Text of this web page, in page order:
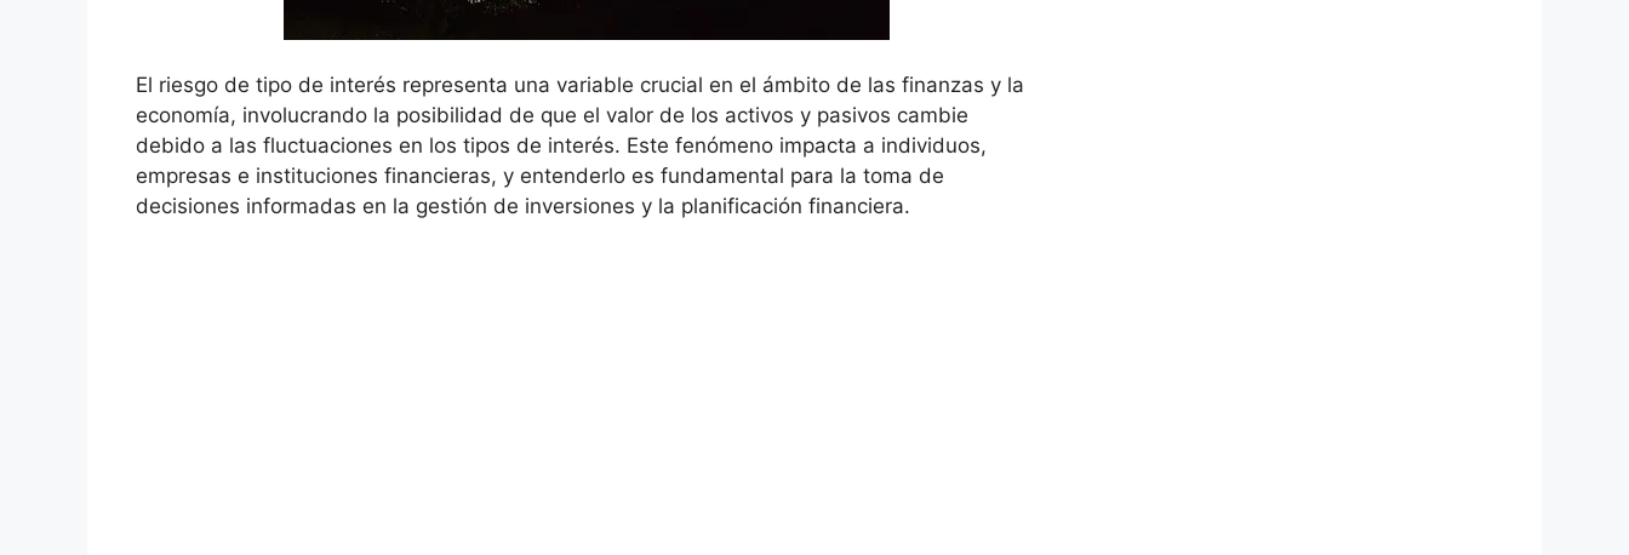
El riesgo de tipo de interés ​representa ⁢una variable crucial en el ámbito ‍de las​ finanzas y la
economía, involucrando la posibilidad​ de que el valor de⁤ los​ activos y pasivos ​cambie
debido a‍ las fluctuaciones en los ⁤tipos ‍de ‌interés.⁢ Este fenómeno impacta ‍a individuos,
empresas e instituciones financieras, y⁢ entenderlo es fundamental⁣ para la toma ⁤de
decisiones ⁤informadas en​ la ⁤gestión ‌de⁤ inversiones⁣ y la‍ planificación⁤ financiera.